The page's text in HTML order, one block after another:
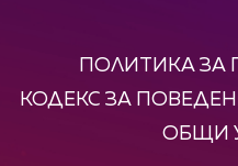
ПОЛИТИКА ЗА
КОДЕКС ЗА
ОБЩИ